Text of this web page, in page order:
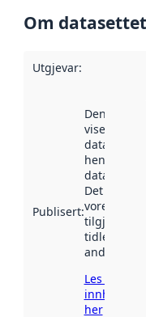
Om datasettet
Utgjevar:
Publisert:
Denne
viser når
datasettet
henta inn av
Det kan ha
vore
tilgjengeleg
tidlegare
andre
Les meir om
innhenting
her